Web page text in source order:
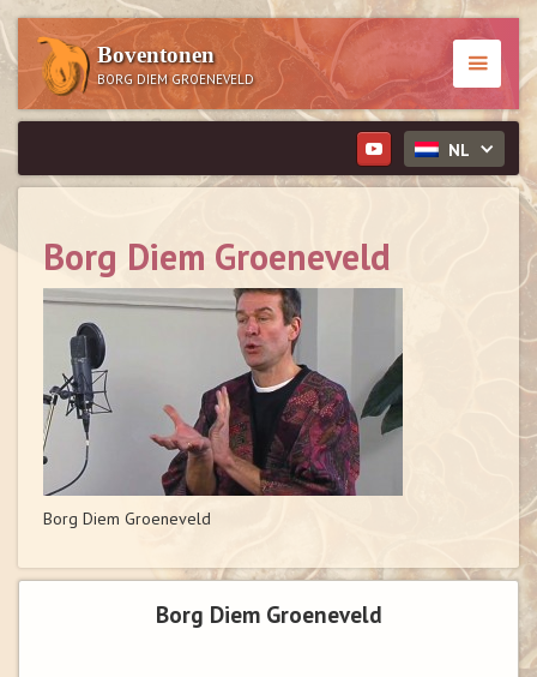
Boventonen
BORG DIEM GROENEVELD
NL
Borg Diem Groeneveld
Borg Diem Groeneveld
Borg Diem Groeneveld